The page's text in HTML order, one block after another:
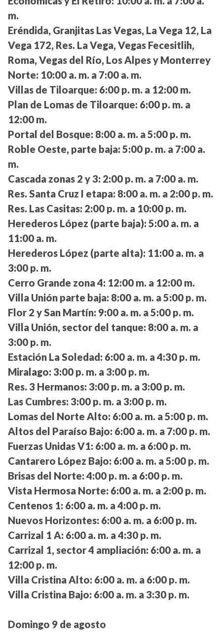
m.
Eréndida, Granjitas Las Vegas, La Vega 12, La
Vega 172, Res. La Vega, Vegas Fecesitlih,
Roma, Vegas del Río, Los Alpes y Monterrey
Norte: 10:00 a. m. a 7:00 a. m.
Villas de Tiloarque: 6:00 p. m. a 12:00 m.
Plan de Lomas de Tiloarque: 6:00 p. m. a
12:00 m.
Portal del Bosque: 8:00 a. m. a 5:00 p. m.
Roble Oeste, parte baja: 5:00 p. m. a 7:00 a.
m.
Cascada zonas 2 y 3: 2:00 p. m. a 7:00 a. m.
Res. Santa Cruz I etapa: 8:00 a. m. a 2:00 p. m.
Res. Las Casitas: 2:00 p. m. a 10:00 p. m.
Herederos López (parte baja): 5:00 a. m. a
11:00 a. m.
Herederos López (parte alta): 11:00 a. m. a
3:00 p. m.
Cerro Grande zona 4: 12:00 m. a 12:00 m.
Villa Unión parte baja: 8:00 a. m. a 5:00 p. m.
Flor 2 y San Martín: 9:00 a. m. a 5:00 p. m.
Villa Unión, sector del tanque: 8:00 a. m. a
3:00 p. m.
Estación La Soledad: 6:00 a. m. a 4:30 p. m.
Miralago: 3:00 p. m. a 3:00 p. m.
Res. 3 Hermanos: 3:00 p. m. a 3:00 p. m.
Las Cumbres: 3:00 p. m. a 3:00 p. m.
Lomas del Norte Alto: 6:00 a. m. a 5:00 p. m.
Altos del Paraíso Bajo: 6:00 a. m. a 7:00 p. m.
Fuerzas Unidas V1: 6:00 a. m. a 6:00 p. m.
Cantarero López Bajo: 6:00 a. m. a 5:00 p. m.
Brisas del Norte: 4:00 p. m. a 6:00 p. m.
Vista Hermosa Norte: 6:00 a. m. a 2:00 p. m.
Centenos 1: 6:00 a. m. a 4:00 p. m.
Nuevos Horizontes: 6:00 a. m. a 6:00 p. m.
Carrizal 1 A: 6:00 a. m. a 4:30 p. m.
Carrizal 1, sector 4 ampliación: 6:00 a. m. a
12:00 p. m.
Villa Cristina Alto: 6:00 a. m. a 6:00 p. m.
Villa Cristina Bajo: 6:00 a. m. a 3:30 p. m.
Domingo 9 de agosto